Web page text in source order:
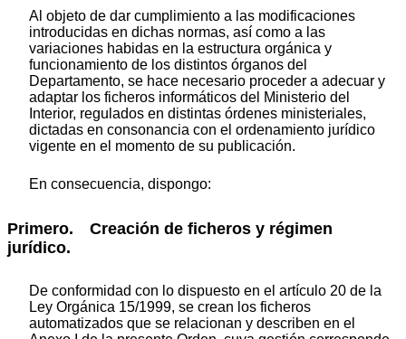
Al objeto de dar cumplimiento a las modificaciones
introducidas en dichas normas, así como a las
variaciones habidas en la estructura orgánica y
funcionamiento de los distintos órganos del
Departamento, se hace necesario proceder a adecuar y
adaptar los ficheros informáticos del Ministerio del
Interior, regulados en distintas órdenes ministeriales,
dictadas en consonancia con el ordenamiento jurídico
vigente en el momento de su publicación.
En consecuencia, dispongo:
Primero. Creación de ficheros y régimen
jurídico.
De conformidad con lo dispuesto en el artículo 20 de la
Ley Orgánica 15/1999, se crean los ficheros
automatizados que se relacionan y describen en el